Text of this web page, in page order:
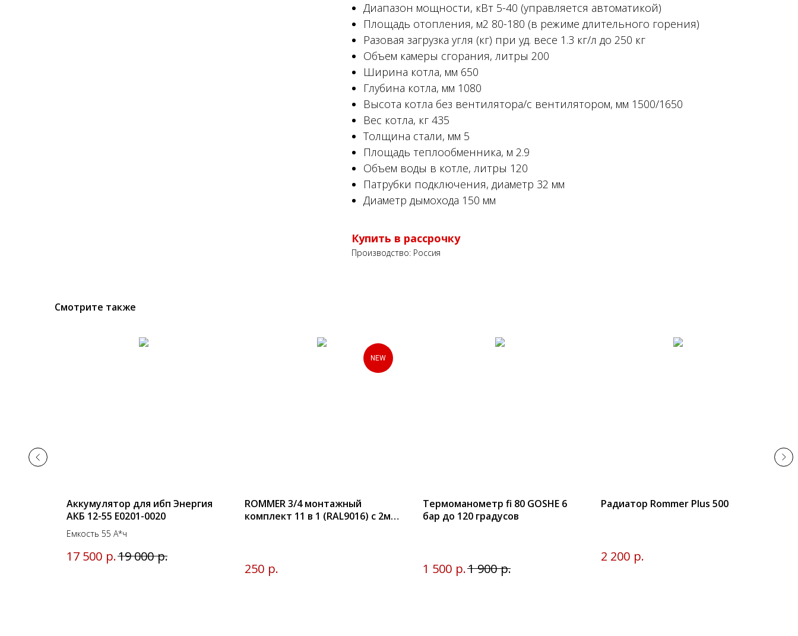
Диапазон мощности, кВт 5-40 (управляется автоматикой)
Площадь отопления, м2 80-180 (в режиме длительного горения)
Разовая загрузка угля (кг) при уд. весе 1.3 кг/л до 250 кг
Объем камеры сгорания, литры 200
Ширина котла, мм 650
Глубина котла, мм 1080
Высота котла без вентилятора/с вентилятором, мм 1500/1650
Вес котла, кг 435
Толщина стали, мм 5
Площадь теплообменника, м 2.9
Объем воды в котле, литры 120
Патрубки подключения, диаметр 32 мм
Диаметр дымохода 150 мм
Купить в рассрочку
Производство: Россия
Смотрите также
Аккумулятор для ибп Энергия
АКБ 12-55 Е0201-0020
Емкость 55 А*ч
17 500 р.19 000 р.
NEW
ROMMER 3/4 монтажный
комплект 11 в 1 (RAL9016) c 2мя
250 р.
Термоманометр fi 80 GOSHE 6
бар до 120 градусов
1 500 р.1 900 р.
Радиатор Rommer Plus 500
2 200 р.